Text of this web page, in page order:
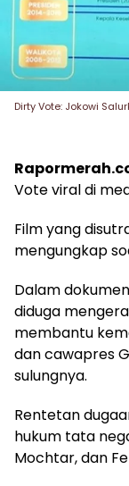
Dirty Vote: Jokowi
Vote viral di
Film yang
mengungkap
Dalam
diduga
membantu
dan cawapres
sulungnya.
Rentetan
hukum tata
Mochtar, dan